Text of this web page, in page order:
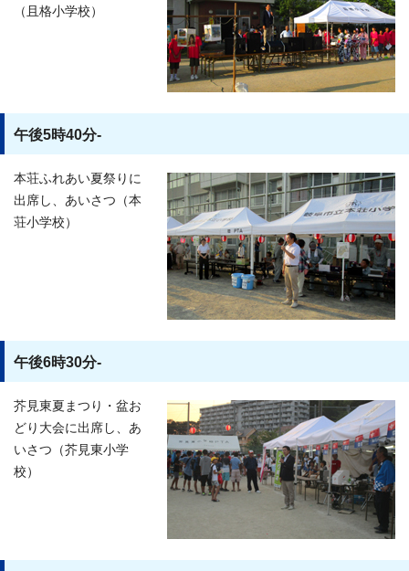
（且格小学校）
午後5時40分-
本荘ふれあい夏祭りに
出席し、あいさつ（本
荘小学校）
午後6時30分-
芥見東夏まつり・盆お
どり大会に出席し、あ
いさつ（芥見東小学
校）